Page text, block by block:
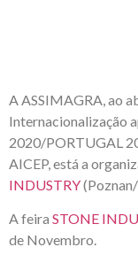
A ASSIMAGRA, ao
Internacionalização
2020/PORTUGAL
AICEP, está a
INDUSTRY
A feira STONE
de Novembro.